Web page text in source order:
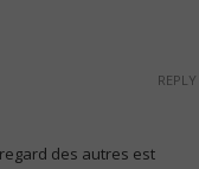
des autres est
REPLY